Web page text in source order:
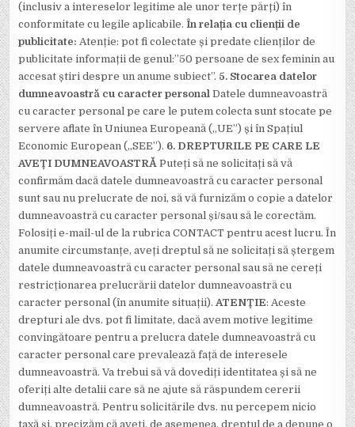
(inclusiv a intereselor legitime ale unor terțe părți) în
conformitate cu legile aplicabile.În relația cu clienții de
publicitate: Atenție: pot fi colectate și predate clienților de
publicitate informații de genul:”50 persoane de sex feminin au
accesat știri despre un anume subiect”. 5. Stocarea datelor
dumneavoastră cu caracter personal Datele dumneavoastră
cu caracter personal pe care le putem colecta sunt stocate pe
servere aflate în Uniunea Europeană („UE”) și în Spațiul
Economic European („SEE”). 6. DREPTURILE PE CARE LE
AVEȚI DUMNEAVOASTRĂ Puteți să ne solicitați să vă
confirmăm dacă datele dumneavoastră cu caracter personal
sunt sau nu prelucrate de noi, să vă furnizăm o copie a datelor
dumneavoastră cu caracter personal și/sau să le corectăm.
Folosiți e-mail-ul de la rubrica CONTACT pentru acest lucru. În
anumite circumstanțe, aveți dreptul să ne solicitați să ștergem
datele dumneavoastră cu caracter personal sau să ne cereți
restricționarea prelucrării datelor dumneavoastră cu
caracter personal (în anumite situații).ATENȚIE: Aceste
drepturi ale dvs. pot fi limitate, dacă avem motive legitime
convingătoare pentru a prelucra datele dumneavoastră cu
caracter personal care prevalează față de interesele
dumneavoastră. Va trebui să vă dovediți identitatea și să ne
oferiți alte detalii care să ne ajute să răspundem cererii
dumneavoastră. Pentru solicitările dvs. nu percepem nicio
taxă și, precizăm că aveți, de asemenea, dreptul de a depune o